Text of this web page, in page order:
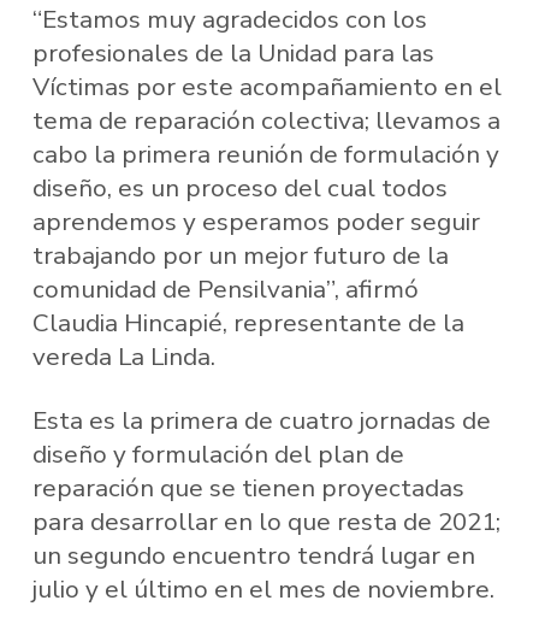
“Estamos muy agradecidos con los
profesionales de la Unidad para las
Víctimas por este acompañamiento en el
tema de reparación colectiva; llevamos a
cabo la primera reunión de formulación y
diseño, es un proceso del cual todos
aprendemos y esperamos poder seguir
trabajando por un mejor futuro de la
comunidad de Pensilvania”, afirmó
Claudia Hincapié, representante de la
vereda La Linda.
Esta es la primera de cuatro jornadas de
diseño y formulación del plan de
reparación que se tienen proyectadas
para desarrollar en lo que resta de 2021;
un segundo encuentro tendrá lugar en
julio y el último en el mes de noviembre.